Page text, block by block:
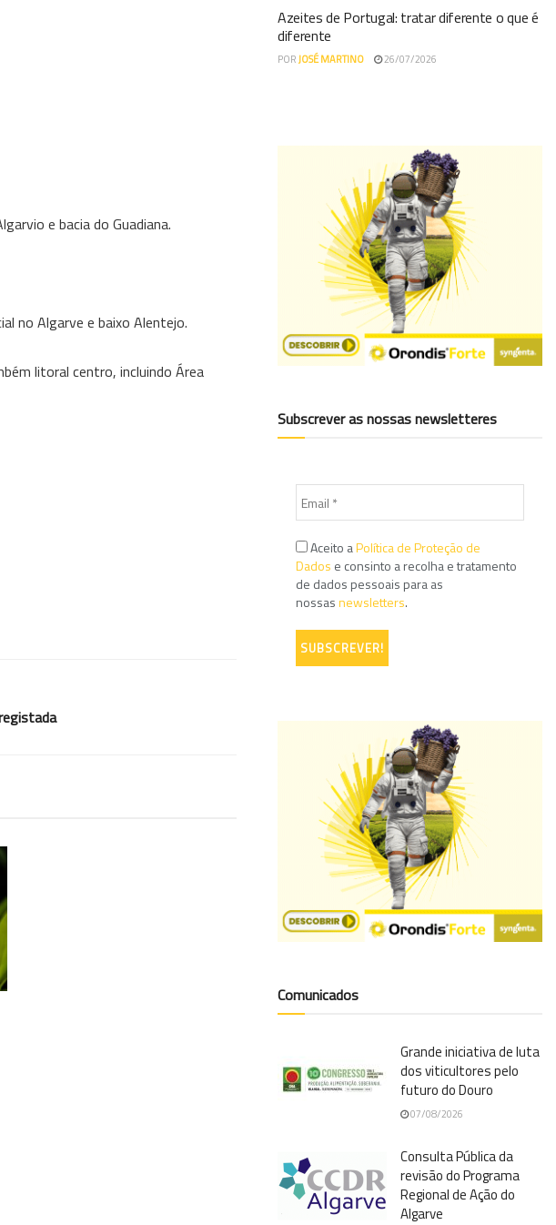
e bacia do Guadiana.
no Algarve e baixo Alentejo.
litoral centro, incluindo Área
Azeites de Portugal: tratar diferente o que é
diferente
PORJOSÉ MARTINO 26/07/2026
Subscrever as nossas newsletteres
Aceito aPolítica de Proteção de
Dados e consinto a recolha e tratamento
de dados pessoais para as
nossasnewsletters.
Comunicados
Grande iniciativa de luta
dos viticultores pelo
futuro do Douro
07/08/2026
Consulta Pública da
revisão do Programa
Regional de Ação do
Algarve